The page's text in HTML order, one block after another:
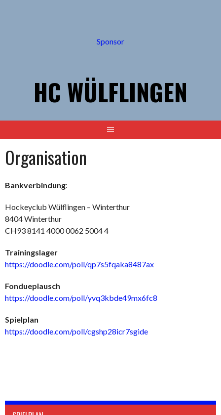
Sponsor
HC WÜLFLINGEN
Organisation
Bankverbindung:
Hockeyclub Wülflingen – Winterthur
8404 Winterthur
CH93 8141 4000 0062 5004 4
Trainingslager
https://doodle.com/poll/qp7s5fqaka8487ax
Fondueplausch
https://doodle.com/poll/yvq3kbde49mx6fc8
Spielplan
https://doodle.com/poll/cgshp28icr7sgide